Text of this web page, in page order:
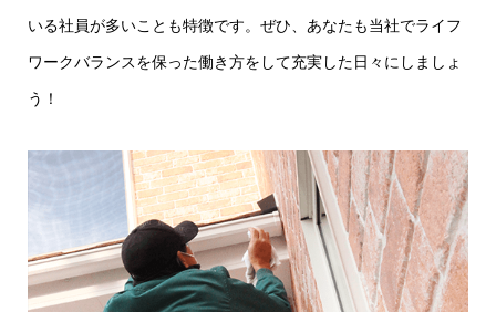
いる社員が多いことも特徴です。ぜひ、あなたも当社でライフ
ワークバランスを保った働き方をして充実した日々にしましょ
う！